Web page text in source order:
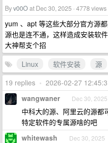
Byv00Oat Dec 30, 2025 · 4778 views
yum 、apt 等这些大部分官方源
源也是连不通，这样造成安装软
大神帮支个招
Linux
软件安装
源
19 replies • 2026-02-27
wangwaner Dec 30,
中科大的源、阿里云的源都
特定软件的专属源啥的吧
whitewash Dec 30, 2025